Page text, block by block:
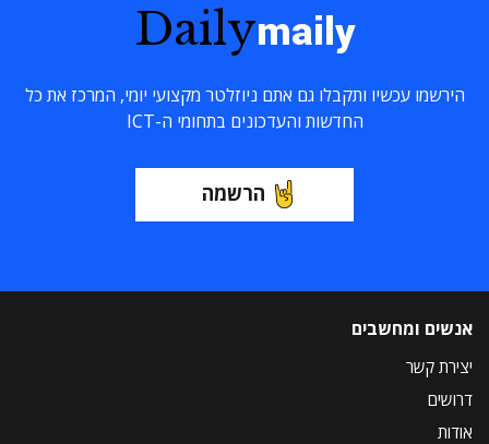
Dailymaily
הירשמו עכשיו ותקבלו גם אתם ניוזלטר מקצועי יומי, המרכז את כל
החדשות והעדכונים בתחומי ה-ICT
הרשמה
אנשים ומחשבים
יצירת קשר
דרושים
אודות